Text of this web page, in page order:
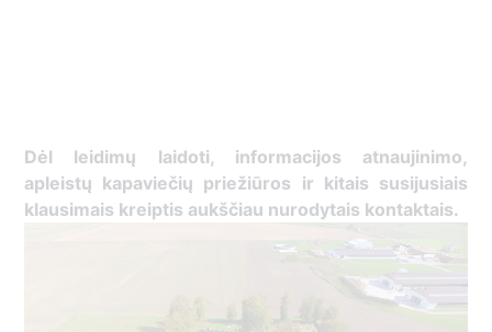
Dėl leidimų laidoti, ​informacijos atnaujinimo,
apleistų kapaviečių priežiūros ir kitais susijusiais
klausimais kreiptis ​aukščiau nurodytais kontaktais.